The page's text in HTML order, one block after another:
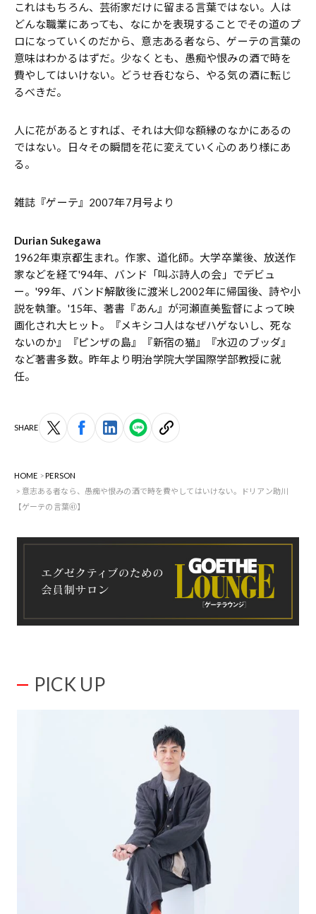
これはもちろん、芸術家だけに留まる言葉ではない。人は
どんな職業にあっても、なにかを表現することでその道のプ
ロになっていくのだから、意志ある者なら、ゲーテの言葉の
意味はわかるはずだ。少なくとも、愚痴や恨みの酒で時を
費やしてはいけない。どうせ呑むなら、やる気の酒に転じ
るべきだ。
人に花があるとすれば、それは大仰な額縁のなかにあるの
ではない。日々その瞬間を花に変えていく心のあり様にあ
る。
――雑誌『ゲーテ』2007年7月号より
Durian Sukegawa
1962年東京都生まれ。作家、道化師。大学卒業後、放送作
家などを経て'94年、バンド「叫ぶ詩人の会」でデビュ
ー。'99年、バンド解散後に渡米し2002年に帰国後、詩や小
説を執筆。'15年、著書『あん』が河瀬直美監督によって映
画化され大ヒット。『メキシコ人はなぜハゲないし、死な
ないのか』『ピンザの島』『新宿の猫』『水辺のブッダ』
など著書多数。昨年より明治学院大学国際学部教授に就
任。
SHARE
HOME
PERSON
意志ある者なら、愚痴や恨みの酒で時を費やしてはいけない。ドリアン助川
【ゲーテの言葉㊶】
PICK UP